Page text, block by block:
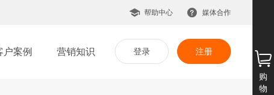
帮助中心 媒体合作
登录 注册
户案例 营销知识
购
物